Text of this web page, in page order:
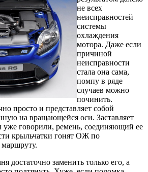
не всех
неисправностей
системы
охлаждения
мотора. Даже если
причиной
неисправности
стала она сама,
помпу в ряде
случаев можно
починить.
просто и представляет собой
на вращающейся оси. Заставляет
уже говорили, ремень, соединяющий ее
крыльчатки гонят ОЖ по
достаточно заменить только его, а